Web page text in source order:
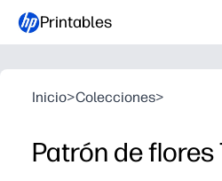
Printables
Inicio>Colecciones>
Patrón de flores